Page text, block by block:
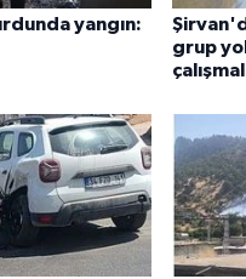
yangın:
grup